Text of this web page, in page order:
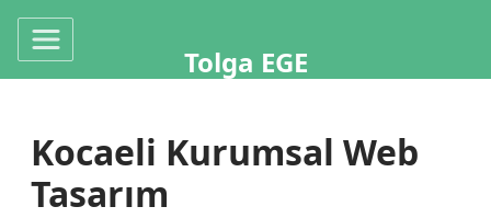
Tolga EGE
Kocaeli Kurumsal Web
Tasarım